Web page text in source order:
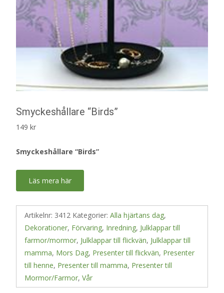
Smyckeshållare “Birds”
149 kr
Smyckeshållare “Birds”
Läs mera här
Artikelnr: 3412 Kategorier: Alla hjärtans dag,
Dekorationer, Förvaring, Inredning, Julklappar till
farmor/mormor, Julklappar till flickvän, Julklappar till
mamma, Mors Dag, Presenter till flickvän, Presenter
till henne, Presenter till mamma, Presenter till
Mormor/Farmor, Vår